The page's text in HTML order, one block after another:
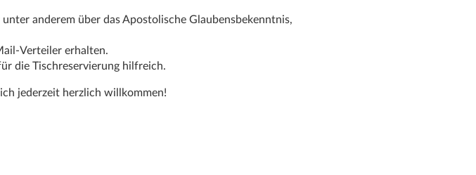
anderem über das Apostolische Glaubensbekenntnis,
Verteiler erhalten.
die Tischreservierung hilfreich.
jederzeit herzlich willkommen!